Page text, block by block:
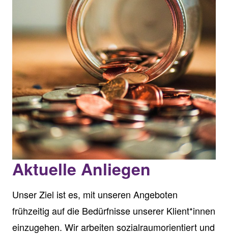
Aktuelle Anliegen
Unser Ziel ist es, mit unseren Angeboten
frühzeitig auf die Bedürfnisse unserer Klient*innen
einzugehen. Wir arbeiten sozialraumorientiert und